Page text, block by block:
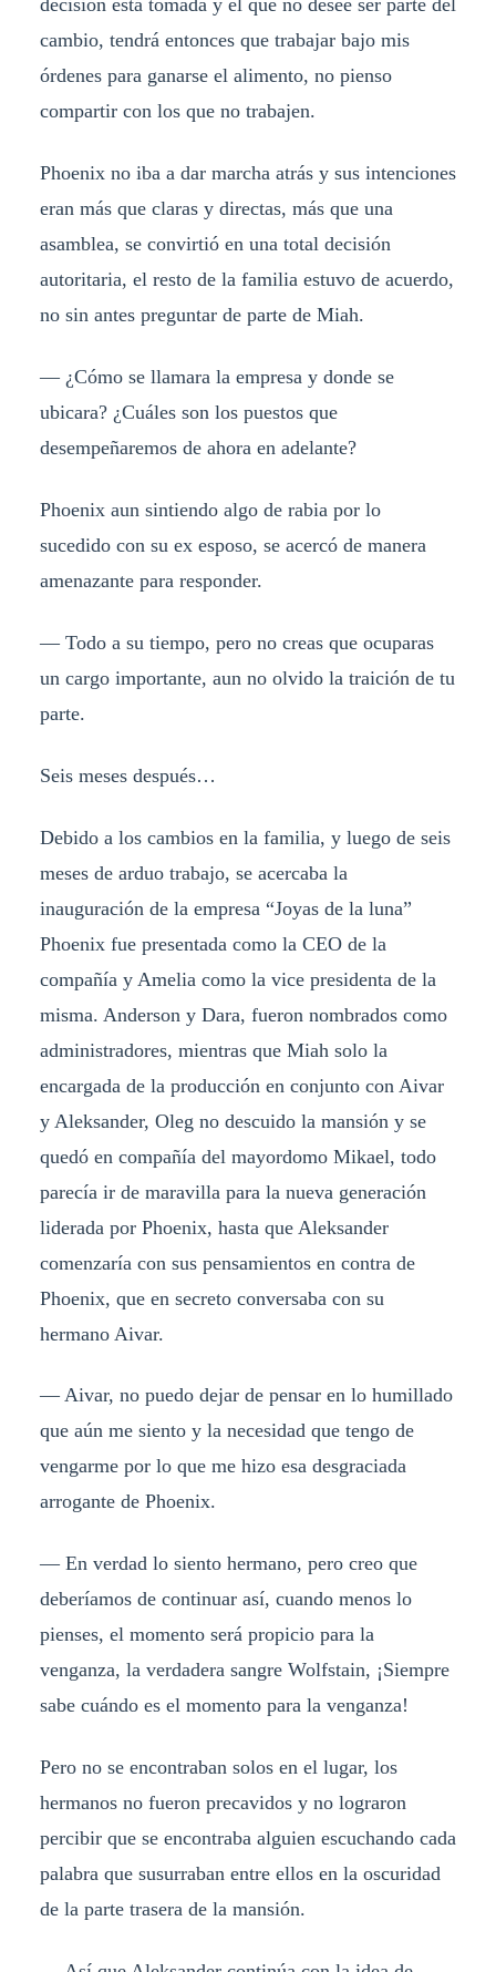
decisión está tomada y el que no desee ser parte del
cambio, tendrá entonces que trabajar bajo mis
órdenes para ganarse el alimento, no pienso
compartir con los que no trabajen.
Phoenix no iba a dar marcha atrás y sus intenciones
eran más que claras y directas, más que una
asamblea, se convirtió en una total decisión
autoritaria, el resto de la familia estuvo de acuerdo,
no sin antes preguntar de parte de Miah.
— ¿Cómo se llamara la empresa y donde se
ubicara? ¿Cuáles son los puestos que
desempeñaremos de ahora en adelante?
Phoenix aun sintiendo algo de rabia por lo
sucedido con su ex esposo, se acercó de manera
amenazante para responder.
— Todo a su tiempo, pero no creas que ocuparas
un cargo importante, aun no olvido la traición de tu
parte.
Seis meses después…
Debido a los cambios en la familia, y luego de seis
meses de arduo trabajo, se acercaba la
inauguración de la empresa “Joyas de la luna”
Phoenix fue presentada como la CEO de la
compañía y Amelia como la vice presidenta de la
misma. Anderson y Dara, fueron nombrados como
administradores, mientras que Miah solo la
encargada de la producción en conjunto con Aivar
y Aleksander, Oleg no descuido la mansión y se
quedó en compañía del mayordomo Mikael, todo
parecía ir de maravilla para la nueva generación
liderada por Phoenix, hasta que Aleksander
comenzaría con sus pensamientos en contra de
Phoenix, que en secreto conversaba con su
hermano Aivar.
— Aivar, no puedo dejar de pensar en lo humillado
que aún me siento y la necesidad que tengo de
vengarme por lo que me hizo esa desgraciada
arrogante de Phoenix.
— En verdad lo siento hermano, pero creo que
deberíamos de continuar así, cuando menos lo
pienses, el momento será propicio para la
venganza, la verdadera sangre Wolfstain, ¡Siempre
sabe cuándo es el momento para la venganza!
Pero no se encontraban solos en el lugar, los
hermanos no fueron precavidos y no lograron
percibir que se encontraba alguien escuchando cada
palabra que susurraban entre ellos en la oscuridad
de la parte trasera de la mansión.